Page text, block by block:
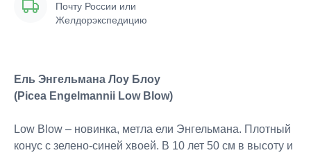
Почту России или
Желдорэкспедицию
Ель Энгельмана Лоу Блоу
(Picea Engelmannii Low Blow)
Low Blow – новинка, метла ели Энгельмана. Плотный
конус с зелено-синей хвоей. В 10 лет 50 см в высоту и